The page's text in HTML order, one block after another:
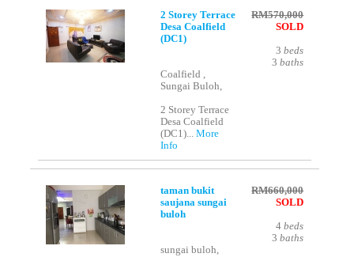
2 Storey Terrace
Desa Coalfield
(DC1)
Coalfield ,
Sungai Buloh,
2 Storey Terrace
Desa Coalfield
(DC1)...More
Info
RM570,000
SOLD
3 beds
3 baths
taman bukit
saujana sungai
buloh
sungai buloh,
RM660,000
SOLD
4 beds
3 baths